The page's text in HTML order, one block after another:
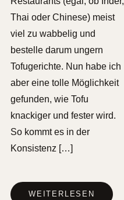
Thai oder Chinese) meist
viel zu wabbelig und
bestelle darum ungern
Tofugerichte. Nun habe ich
aber eine tolle Möglichkeit
gefunden, wie Tofu
knackiger und fester wird.
So kommt es in der
Konsistenz […]
WEITERLESEN